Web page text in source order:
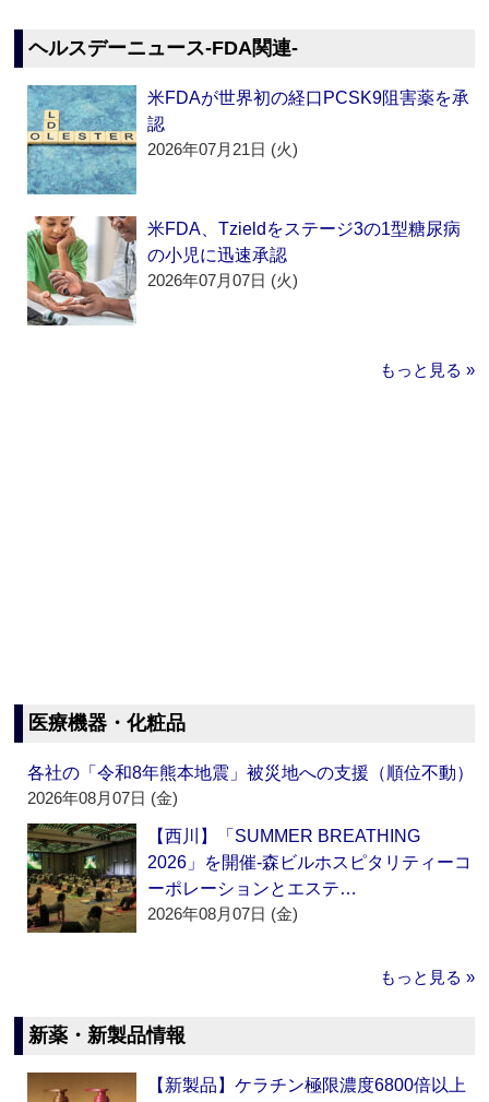
ヘルスデーニュース‐FDA関連‐
米FDAが世界初の経口PCSK9阻害薬を承
認
2026年07月21日 (火)
米FDA、Tzieldをステージ3の1型糖尿病
の小児に迅速承認
2026年07月07日 (火)
もっと見る »
医療機器・化粧品
各社の「令和8年熊本地震」被災地への支援（順位不動）
2026年08月07日 (金)
【西川】「SUMMER BREATHING
2026」を開催‐森ビルホスピタリティーコ
ーポレーションとエステ…
2026年08月07日 (金)
もっと見る »
新薬・新製品情報
【新製品】ケラチン極限濃度6800倍以上